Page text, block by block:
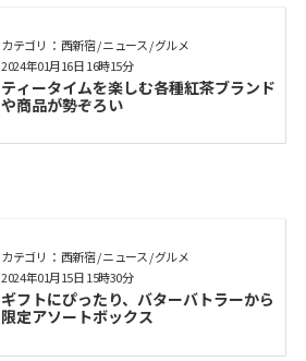
カテゴリ： 西新宿 / ニュース / グルメ
ティータイムを楽しむ各種紅茶ブランド
や商品が勢ぞろい
2024年01月16日 16時15分
カテゴリ： 西新宿 / ニュース / グルメ
ギフトにぴったり、バターバトラーから
限定アソートボックス
2024年01月15日 15時30分